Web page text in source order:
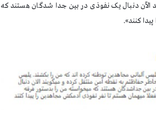
الآن دنبال یک نفوذی در بین جدا شدگان هستند که
کنند».